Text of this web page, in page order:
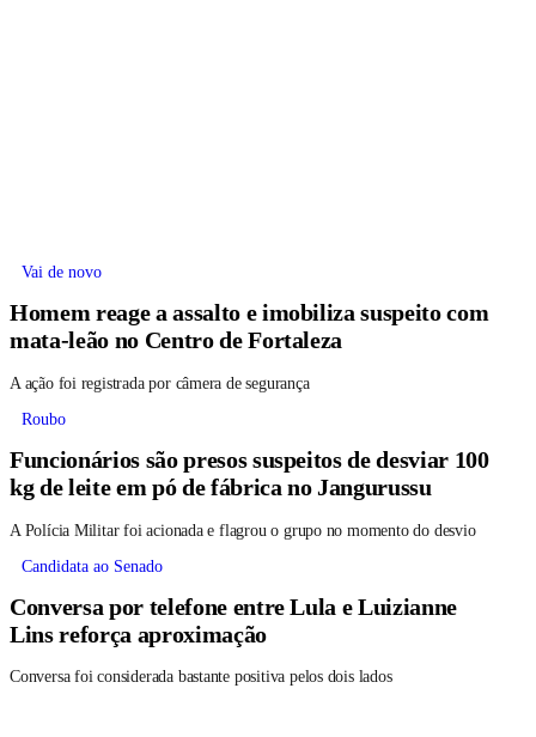
Vai de novo
Homem reage a assalto e imobiliza suspeito com
mata-leão no Centro de Fortaleza
A ação foi registrada por câmera de segurança
Roubo
Funcionários são presos suspeitos de desviar 100
kg de leite em pó de fábrica no Jangurussu
A Polícia Militar foi acionada e flagrou o grupo no momento do desvio
Candidata ao Senado
Conversa por telefone entre Lula e Luizianne
Lins reforça aproximação
Conversa foi considerada bastante positiva pelos dois lados